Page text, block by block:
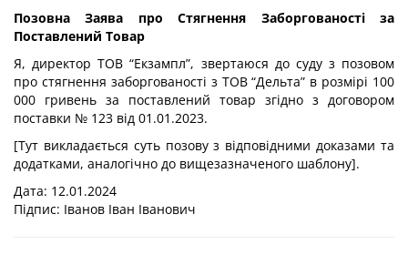
Позовна Заява про Стягнення Заборгованості за
Поставлений Товар
Я, директор ТОВ “Екзампл”, звертаюся до суду з позовом
про стягнення заборгованості з ТОВ “Дельта” в розмірі 100
000 гривень за поставлений товар згідно з договором
поставки № 123 від 01.01.2023.
[Тут викладається суть позову з відповідними доказами та
додатками, аналогічно до вищезазначеного шаблону].
Дата: 12.01.2024
Підпис: Іванов Іван Іванович